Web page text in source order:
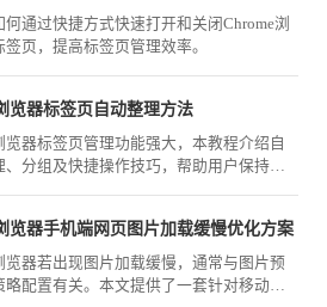
何通过快捷方式快速打开和关闭Chrome浏
签页，提高标签页管理效率。
览器标签页自动整理方法
览器标签页管理功能强大，本教程介绍自
、分组及快捷操作技巧，帮助用户保持浏
览器手机端网页图片加载缓慢优化方案
览器若出现图片加载缓慢，通常与图片预
略配置有关。本文提供了一套针对移动网